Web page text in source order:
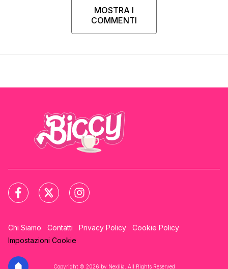
MOSTRA I
COMMENTI
Chi Siamo Contatti Privacy Policy
Cookie Policy
Impostazioni Cookie
Copyright © 2026 by Nexilia. All Rights Reserved